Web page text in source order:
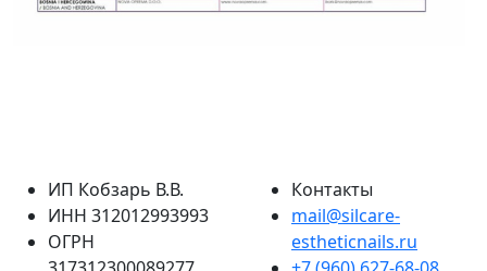
ИП Кобзарь В.В.
ИНН 312012993993
ОГРН
Контакты
mail@silcare-
estheticnails.ru